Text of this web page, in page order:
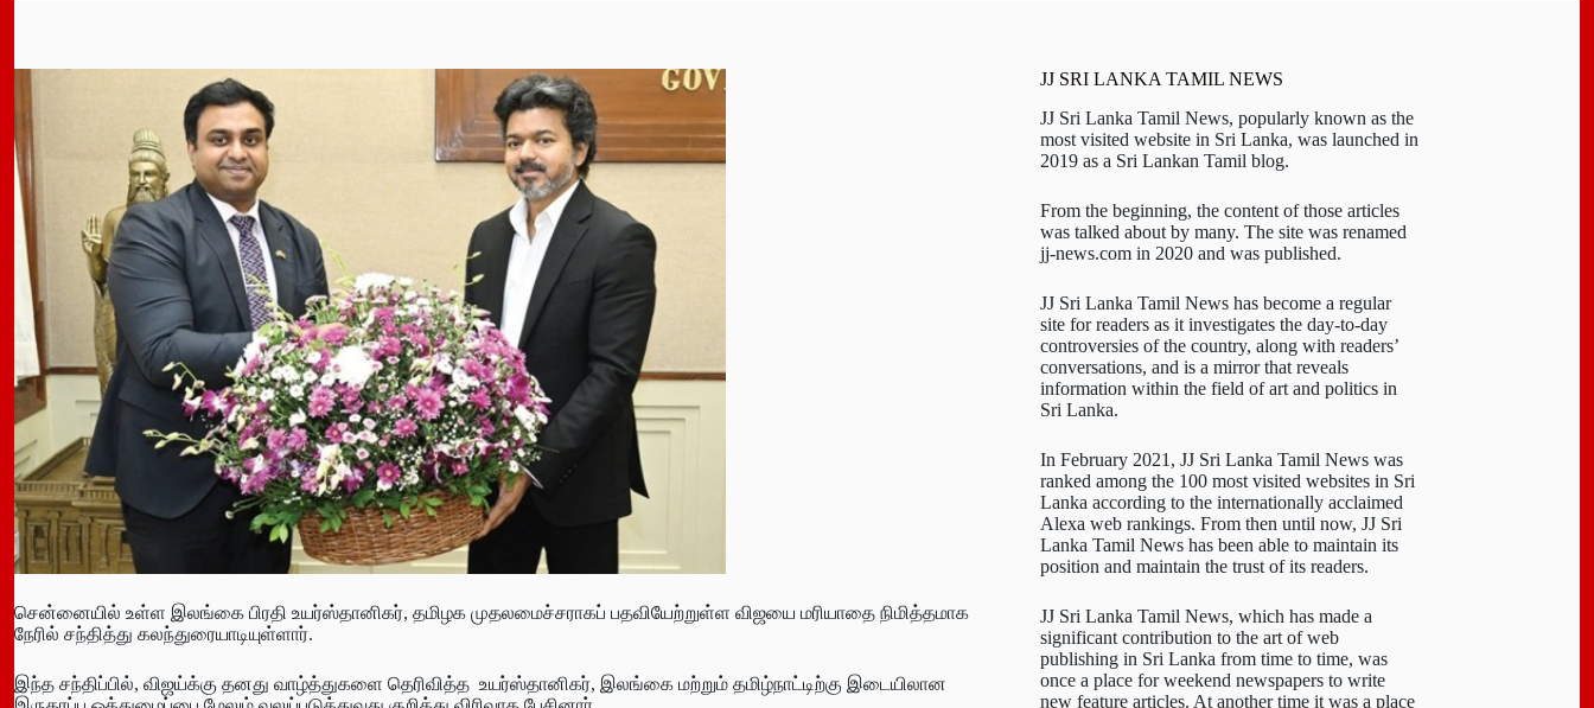
சென்னையில் உள்ள இலங்கை பிரதி உயர்ஸ்தானிகர், தமிழக முதலமைச்சராகப் பதவியேற்றுள்ள விஜயை மரியாதை நிமித்தமாக
நேரில் சந்தித்து கலந்துரையாடியுள்ளார்.
இந்த சந்திப்பில், விஜய்க்கு தனது வாழ்த்துகளை தெரிவித்த உயர்ஸ்தானிகர், இலங்கை மற்றும் தமிழ்நாட்டிற்கு இடையிலான
JJ SRI LANKA TAMIL NEWS
JJ Sri Lanka Tamil News, popularly known as the
most visited website in Sri Lanka, was launched in
2019 as a Sri Lankan Tamil blog.
From the beginning, the content of those articles
was talked about by many. The site was renamed
jj-news.com in 2020 and was published.
JJ Sri Lanka Tamil News has become a regular
site for readers as it investigates the day-to-day
controversies of the country, along with readers’
conversations, and is a mirror that reveals
information within the field of art and politics in
Sri Lanka.
In February 2021, JJ Sri Lanka Tamil News was
ranked among the 100 most visited websites in Sri
Lanka according to the internationally acclaimed
Alexa web rankings. From then until now, JJ Sri
Lanka Tamil News has been able to maintain its
position and maintain the trust of its readers.
JJ Sri Lanka Tamil News, which has made a
significant contribution to the art of web
publishing in Sri Lanka from time to time, was
once a place for weekend newspapers to write
new feature articles. At another time it was a place